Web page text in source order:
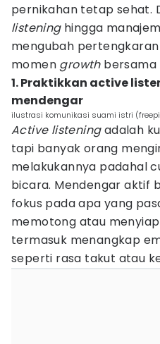
pernikahan tetap sehat.
listeninghingga
mengubah
momen growthbersama
1. Praktikkan active
mendengar
ilustrasi komunikasi suami istri
Active listeningadalah
tapi banyak orang
melakukannya padahal
bicara. Mendengar aktif
fokus pada apa yang
memotong atau
termasuk menangkap
seperti rasa takut atau